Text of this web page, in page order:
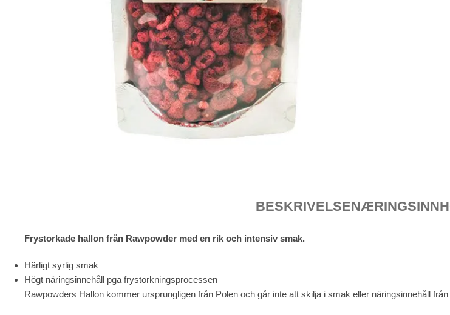
BESKRIVELSE
Frystorkade hallon från Rawpowder med en rik och intensiv smak.
Härligt syrlig smak
Högt näringsinnehåll pga frystorkningsprocessen
Rawpowders Hallon kommer ursprungligen från Polen och går inte att skilja i smak eller näringsinnehåll